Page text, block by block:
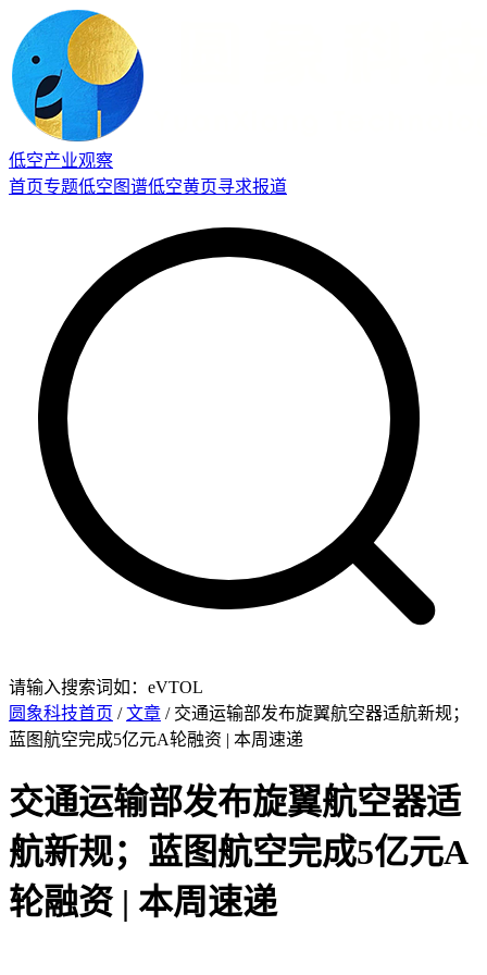
低空产业观察
首页专题低空图谱低空黄页寻求报道
请输入搜索词如：eVTOL
圆象科技首页 /文章 / 交通运输部发布旋翼航空器适航新规；
蓝图航空完成5亿元A轮融资 | 本周速递
交通运输部发布旋翼航空器适
航新规；蓝图航空完成5亿元A
轮融资 | 本周速递